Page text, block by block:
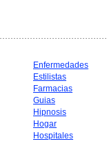
Enfermedades
Estilistas
Farmacias
Guias
Hipnosis
Hogar
Hospitales